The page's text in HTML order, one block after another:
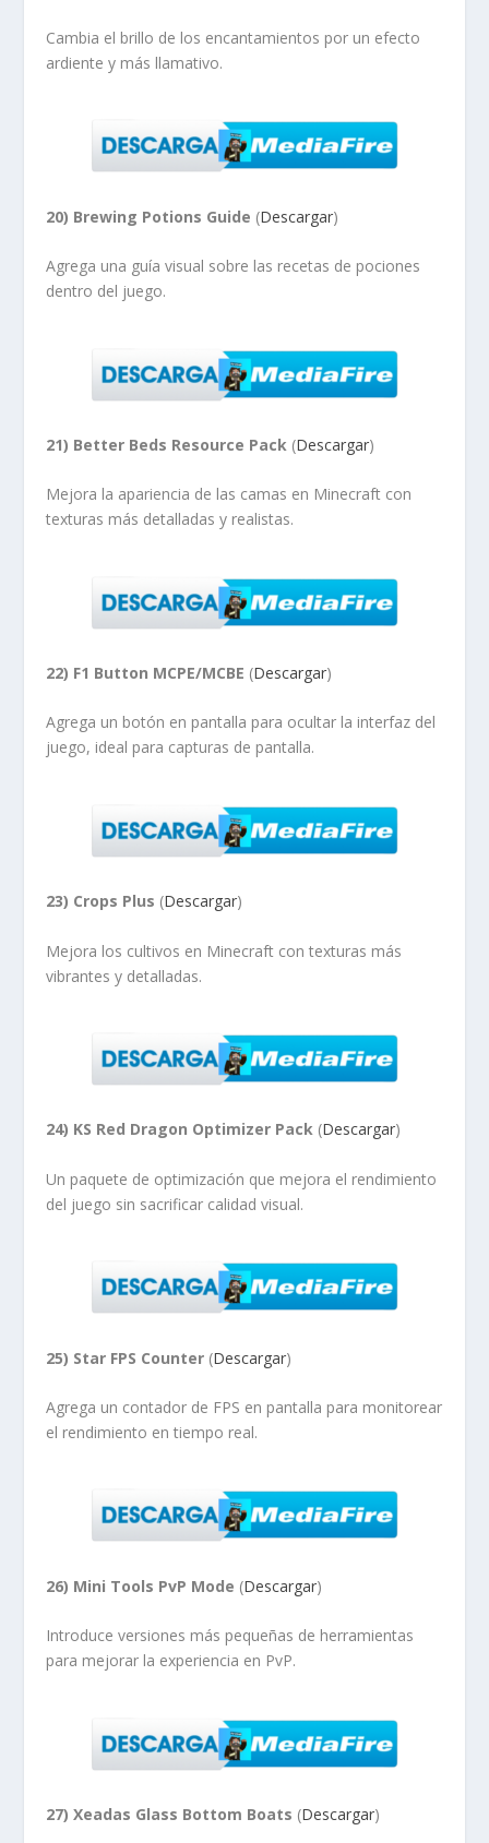
Cambia el brillo de los encantamientos por un efecto
ardiente y más llamativo.
20) Brewing Potions Guide (Descargar)
Agrega una guía visual sobre las recetas de pociones
dentro del juego.
21) Better Beds Resource Pack (Descargar)
Mejora la apariencia de las camas en Minecraft con
texturas más detalladas y realistas.
22) F1 Button MCPE/MCBE (Descargar)
Agrega un botón en pantalla para ocultar la interfaz del
juego, ideal para capturas de pantalla.
23) Crops Plus (Descargar)
Mejora los cultivos en Minecraft con texturas más
vibrantes y detalladas.
24) KS Red Dragon Optimizer Pack (Descargar)
Un paquete de optimización que mejora el rendimiento
del juego sin sacrificar calidad visual.
25) Star FPS Counter (Descargar)
Agrega un contador de FPS en pantalla para monitorear
el rendimiento en tiempo real.
26) Mini Tools PvP Mode (Descargar)
Introduce versiones más pequeñas de herramientas
para mejorar la experiencia en PvP.
27) Xeadas Glass Bottom Boats (Descargar)